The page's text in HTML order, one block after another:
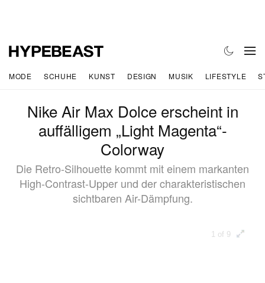
MODE SCHUHE KUNST DESIGN MUSIK LIFESTYLE
Nike Air Max Dolce erscheint in
auffälligem „Light Magenta“-
Colorway
Die Retro-Silhouette kommt mit einem markanten
High-Contrast-Upper und der charakteristischen
sichtbaren Air-Dämpfung.
1 of 9